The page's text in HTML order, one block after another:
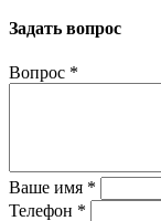
Задать вопрос
Вопрос *
Ваше имя *
Телефон *